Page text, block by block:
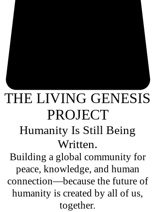
THE LIVING GENESIS
PROJECT
Humanity Is Still Being
Written.
Building a global community for
peace, knowledge, and human
connection—because the future of
humanity is created by all of us,
together.